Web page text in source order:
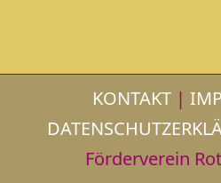
KONTAKT|
Förderverein